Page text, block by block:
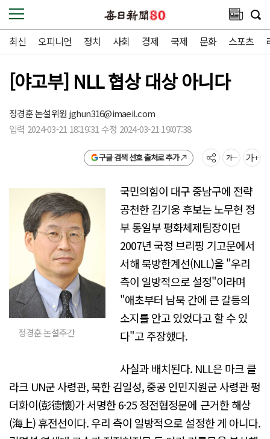
최신 오피니언 정치 사회 경제 국제 문화 스포츠
[야고부] NLL 협상 대상 아니다
정경훈 논설위원 jghun316@imaeil.com
입력 2024-03-21 18:19:31 수정 2024-03-21 19:07:38
구글 검색 선호 출처로 추가
정경훈 논설주간
국민의힘이 대구 중남구에 전략
공천한 김기웅 후보는 노무현 정
부 통일부 평화체제팀장이던
2007년 국정 브리핑 기고문에서
서해 북방한계선(NLL)을 "우리
측이 일방적으로 설정"이라며
"애초부터 남북 간에 큰 갈등의
소지를 안고 있었다고 할 수 있
다"고 주장했다.
사실과 배치된다. NLL은 마크 클
라크 UN군 사령관, 북한 김일성, 중공 인민지원군 사령관 펑
더화이(彭德懷)가 서명한 6·25 정전협정문에 근거한 해상
(海上) 휴전선이다. 우리 측이 일방적으로 설정한 게 아니다.